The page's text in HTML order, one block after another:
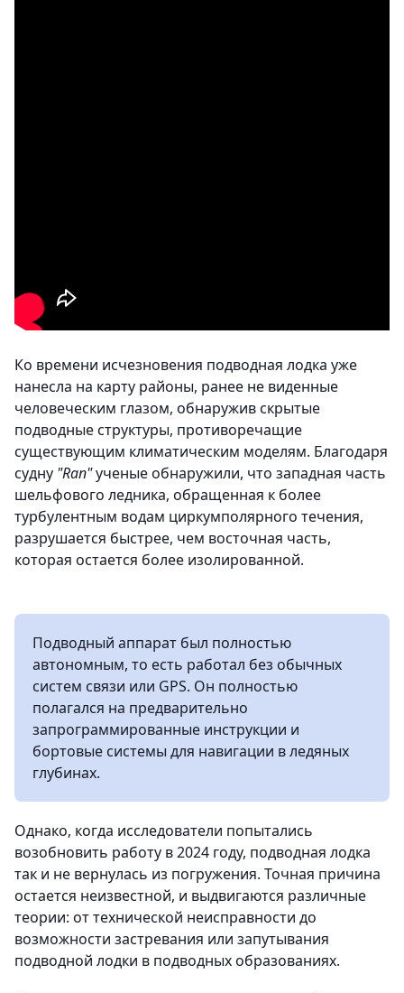
Ко времени исчезновения подводная лодка уже
нанесла на карту районы, ранее не виденные
человеческим глазом, обнаружив скрытые
подводные структуры, противоречащие
существующим климатическим моделям. Благодаря
судну "Ran"ученые обнаружили, что западная часть
шельфового ледника, обращенная к более
турбулентным водам циркумполярного течения,
разрушается быстрее, чем восточная часть,
которая остается более изолированной.
Подводный аппарат был полностью
автономным, то есть работал без обычных
систем связи или GPS. Он полностью
полагался на предварительно
запрограммированные инструкции и
бортовые системы для навигации в ледяных
глубинах.
Однако, когда исследователи попытались
возобновить работу в 2024 году, подводная лодка
так и не вернулась из погружения. Точная причина
остается неизвестной, и выдвигаются различные
теории: от технической неисправности до
возможности застревания или запутывания
подводной лодки в подводных образованиях.